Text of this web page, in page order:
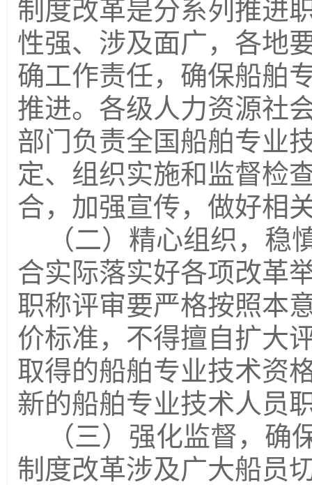
制度改革是分系列推进
性强、涉及面广，各地
确工作责任，确保船舶
推进。各级人力资源社
部门负责全国船舶专业
定、组织实施和监督检
合，加强宣传，做好相
（二）精心组织，稳
合实际落实好各项改革
职称评审要严格按照本
价标准，不得擅自扩大
取得的船舶专业技术资
新的船舶专业技术人员
（三）强化监督，确
制度改革涉及广大船员